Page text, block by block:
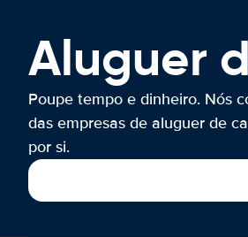
Aluguer
Poupe tempo e dinheiro. Nós
das empresas de aluguer de
por si.